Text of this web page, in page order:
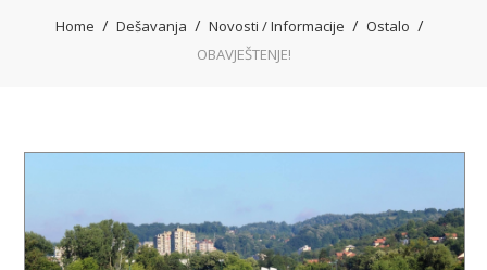
Home Dešavanja Novosti / Informacije
Ostalo
OBAVJEŠTENJE!